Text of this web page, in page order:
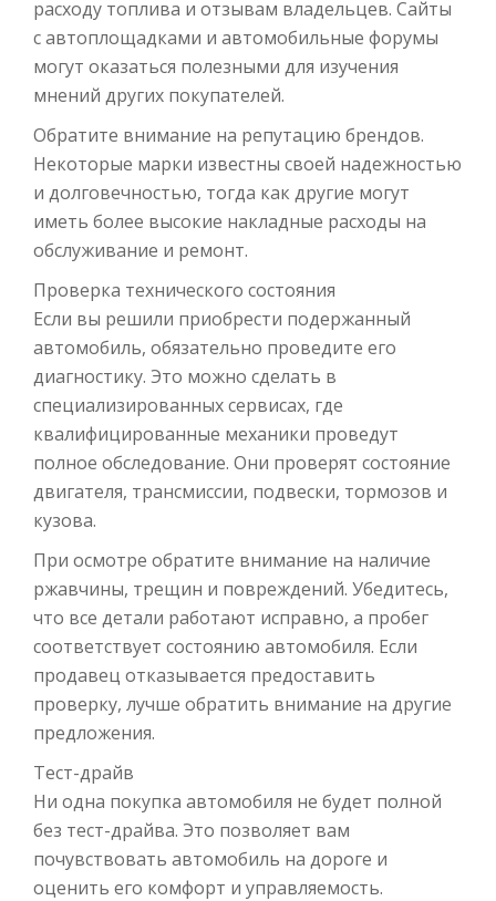
расходу топлива и отзывам владельцев. Сайты
с автоплощадками и автомобильные форумы
могут оказаться полезными для изучения
мнений других покупателей.
Обратите внимание на репутацию брендов.
Некоторые марки известны своей надежностью
и долговечностью, тогда как другие могут
иметь более высокие накладные расходы на
обслуживание и ремонт.
Проверка технического состояния
Если вы решили приобрести подержанный
автомобиль, обязательно проведите его
диагностику. Это можно сделать в
специализированных сервисах, где
квалифицированные механики проведут
полное обследование. Они проверят состояние
двигателя, трансмиссии, подвески, тормозов и
кузова.
При осмотре обратите внимание на наличие
ржавчины, трещин и повреждений. Убедитесь,
что все детали работают исправно, а пробег
соответствует состоянию автомобиля. Если
продавец отказывается предоставить
проверку, лучше обратить внимание на другие
предложения.
Тест-драйв
Ни одна покупка автомобиля не будет полной
без тест-драйва. Это позволяет вам
почувствовать автомобиль на дороге и
оценить его комфорт и управляемость.